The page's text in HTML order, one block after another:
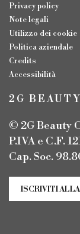
Privacy policy
Note legali
Utilizzo dei cookie
Politica aziendale
Credits
Accessibilità
2G
© 2G Beauty
P.IVA e C.F.
Cap. Soc.
ISCRIVITI